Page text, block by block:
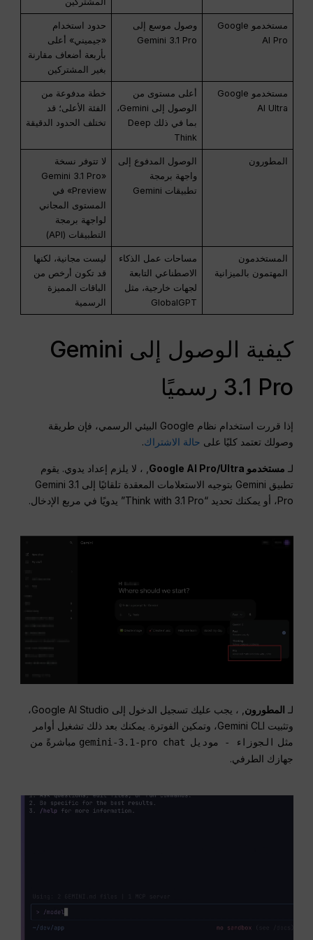
مستخدمو Google
AI Pro
وصول موسع إلى
Gemini 3.1 Pro
حدود استخدام
«جيميني» أعلى
بأربعة أضعاف مقارنة
بغير المشتركين
مستخدمو Google
AI Ultra
أعلى مستوى من
الوصول إلى Gemini،
بما في ذلك Deep
Think
خطة مدفوعة من
الفئة الأعلى؛ قد
تختلف الحدود الدقيقة
المطورون
الوصول المدفوع إلى
واجهة برمجة
تطبيقات Gemini
لا تتوفر نسخة
«Gemini 3.1 Pro
Preview» في
المستوى المجاني
لواجهة برمجة
التطبيقات (API)
المستخدمون
المهتمون بالميزانية
مساحات عمل الذكاء
الاصطناعي التابعة
لجهات خارجية، مثل
GlobalGPT
ليست مجانية، لكنها
قد تكون أرخص من
الباقات المميزة
الرسمية
كيفية الوصول إلى Gemini
3.1 Pro رسميًا
إذا قررت استخدام نظام Google البيئي الرسمي، فإن طريقة
وصولك تعتمد كليًا على حالة الاشتراك.
لـ مستخدمو Google AI Pro/Ultra
, ، لا يلزم إعداد يدوي. يقوم
تطبيق Gemini بتوجيه الاستعلامات المعقدة تلقائيًا إلى Gemini 3.1
Pro، أو يمكنك تحديد “Think with 3.1 Pro” يدويًا في مربع الإدخال.
لـ المطورون
, ، يجب عليك تسجيل الدخول إلى Google AI Studio،
وتثبيت Gemini CLI، وتمكين الفوترة. يمكنك بعد ذلك تشغيل أوامر
مثل
الجوزاء - موديل gemini-3.1-pro chat
مباشرةً من
جهازك الطرفي.